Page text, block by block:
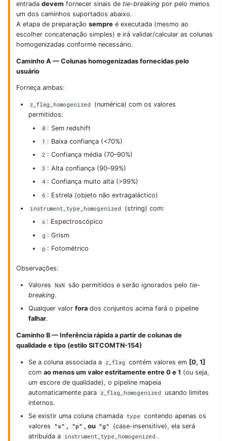
entrada devem fornecer sinais de tie-breaking por pelo menos
um dos caminhos suportados abaixo.
A etapa de preparação sempre é executada (mesmo ao
escolher concatenação simples) e irá validar/calcular as colunas
homogenizadas conforme necessário.
Caminho A — Colunas homogenizadas fornecidas pelo
usuário
Forneça ambas:
z_flag_homogenized
(numérica) com os valores
permitidos:
0 : Sem redshift
1 : Baixa confiança (<70%)
2 : Confiança média (70–90%)
3 : Alta confiança (90–99%)
4 : Confiança muito alta (>99%)
6 : Estrela (objeto não extragaláctico)
instrument_type_homogenized (string) com:
s : Espectroscópico
g : Grism
p : Fotométrico
Observações:
Valores NaN são permitidos e serão ignorados pelo tie-
breaking.
Qualquer valor fora dos conjuntos acima fará o pipeline
falhar.
Caminho B — Inferência rápida a partir de colunas de
qualidade e tipo (estilo SITCOMTN-154)
Se a coluna associada a z_flag contém valores em [0, 1]
com ao menos um valor estritamente entre 0 e 1 (ou seja,
um escore de qualidade), o pipeline mapeia
automaticamente para z_flag_homogenized
usando limites
internos.
Se existir uma coluna chamada type contendo apenas os
valores
"s" , "p" , ou "g"
(case-insensitive), ela será
atribuída a instrument_type_homogenized .